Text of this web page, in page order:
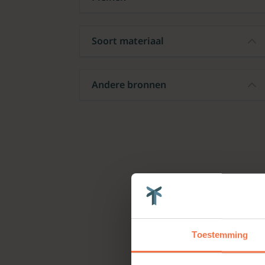
Toestemming
Soort materiaal
Andere bronnen